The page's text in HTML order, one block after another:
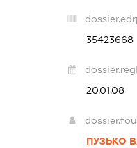
35423668
20.01.08
ПУЗЬКО